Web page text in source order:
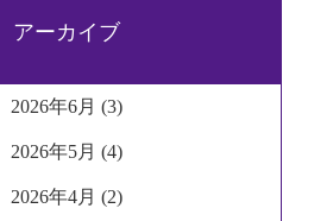
アーカイブ
2026年6月 (3)
2026年5月 (4)
2026年4月 (2)